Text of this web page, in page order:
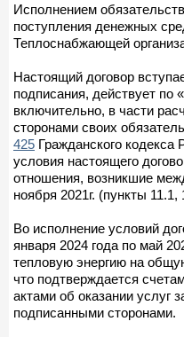
Исполнением
поступления денежных
Теплоснабжающей
Настоящий договор
подписания, действует по
включительно, в части
сторонами своих
425 Гражданского кодекса
условия настоящего
отношения, возникшие
ноября 2021г. (пункты 11.1,
Во исполнение условий
января 2024 года по май
тепловую энергию на
что подтверждается
актами об оказании услуг
подписанными сторонами.